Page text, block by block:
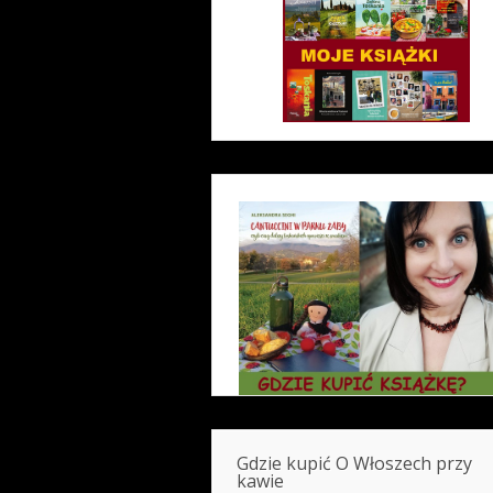
Gdzie kupić O Włoszech przy
kawie